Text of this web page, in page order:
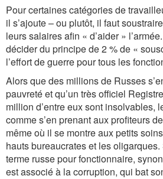
Pour certaines catégories de
il s’ajoute – ou plutôt, il faut
leurs salaires afin « d’aider »
décider du principe de 2 % de «
l’effort de guerre pour tous les
Alors que des millions de Russes
pauvreté et qu’un très officiel
million d’entre eux sont insolvables,
comme s’en prenant aux profiteurs
même où il se montre aux petits
hauts bureaucrates et les
terme russe pour fonctionnaire,
est associé à la corruption, qui bat